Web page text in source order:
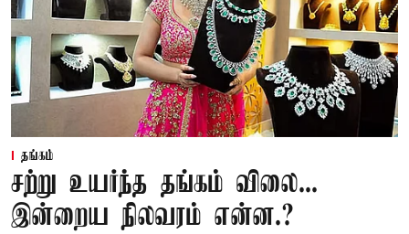
தங்கம்
சற்று உயர்ந்த தங்கம் விலை...
இன்றைய நிலவரம் என்ன.?